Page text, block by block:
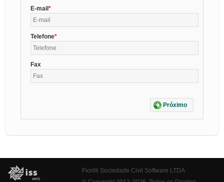
E-mail
Telefone
Fax
Próximo
Fiorilli Sociedade Civil Software LTDA